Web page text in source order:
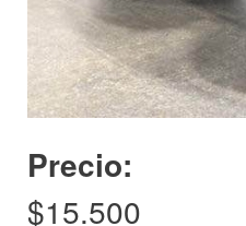
Precio:
$15.500